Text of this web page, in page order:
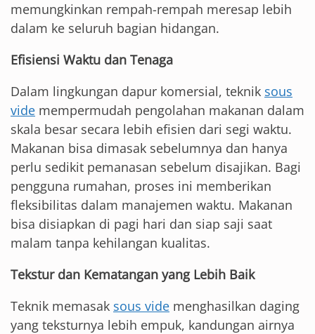
memungkinkan rempah-rempah meresap lebih
dalam ke seluruh bagian hidangan.
Efisiensi Waktu dan Tenaga
Dalam lingkungan dapur komersial, teknik sous
vide mempermudah pengolahan makanan dalam
skala besar secara lebih efisien dari segi waktu.
Makanan bisa dimasak sebelumnya dan hanya
perlu sedikit pemanasan sebelum disajikan. Bagi
pengguna rumahan, proses ini memberikan
fleksibilitas dalam manajemen waktu. Makanan
bisa disiapkan di pagi hari dan siap saji saat
malam tanpa kehilangan kualitas.
Tekstur dan Kematangan yang Lebih Baik
Teknik memasak sous vide menghasilkan daging
yang teksturnya lebih empuk, kandungan airnya